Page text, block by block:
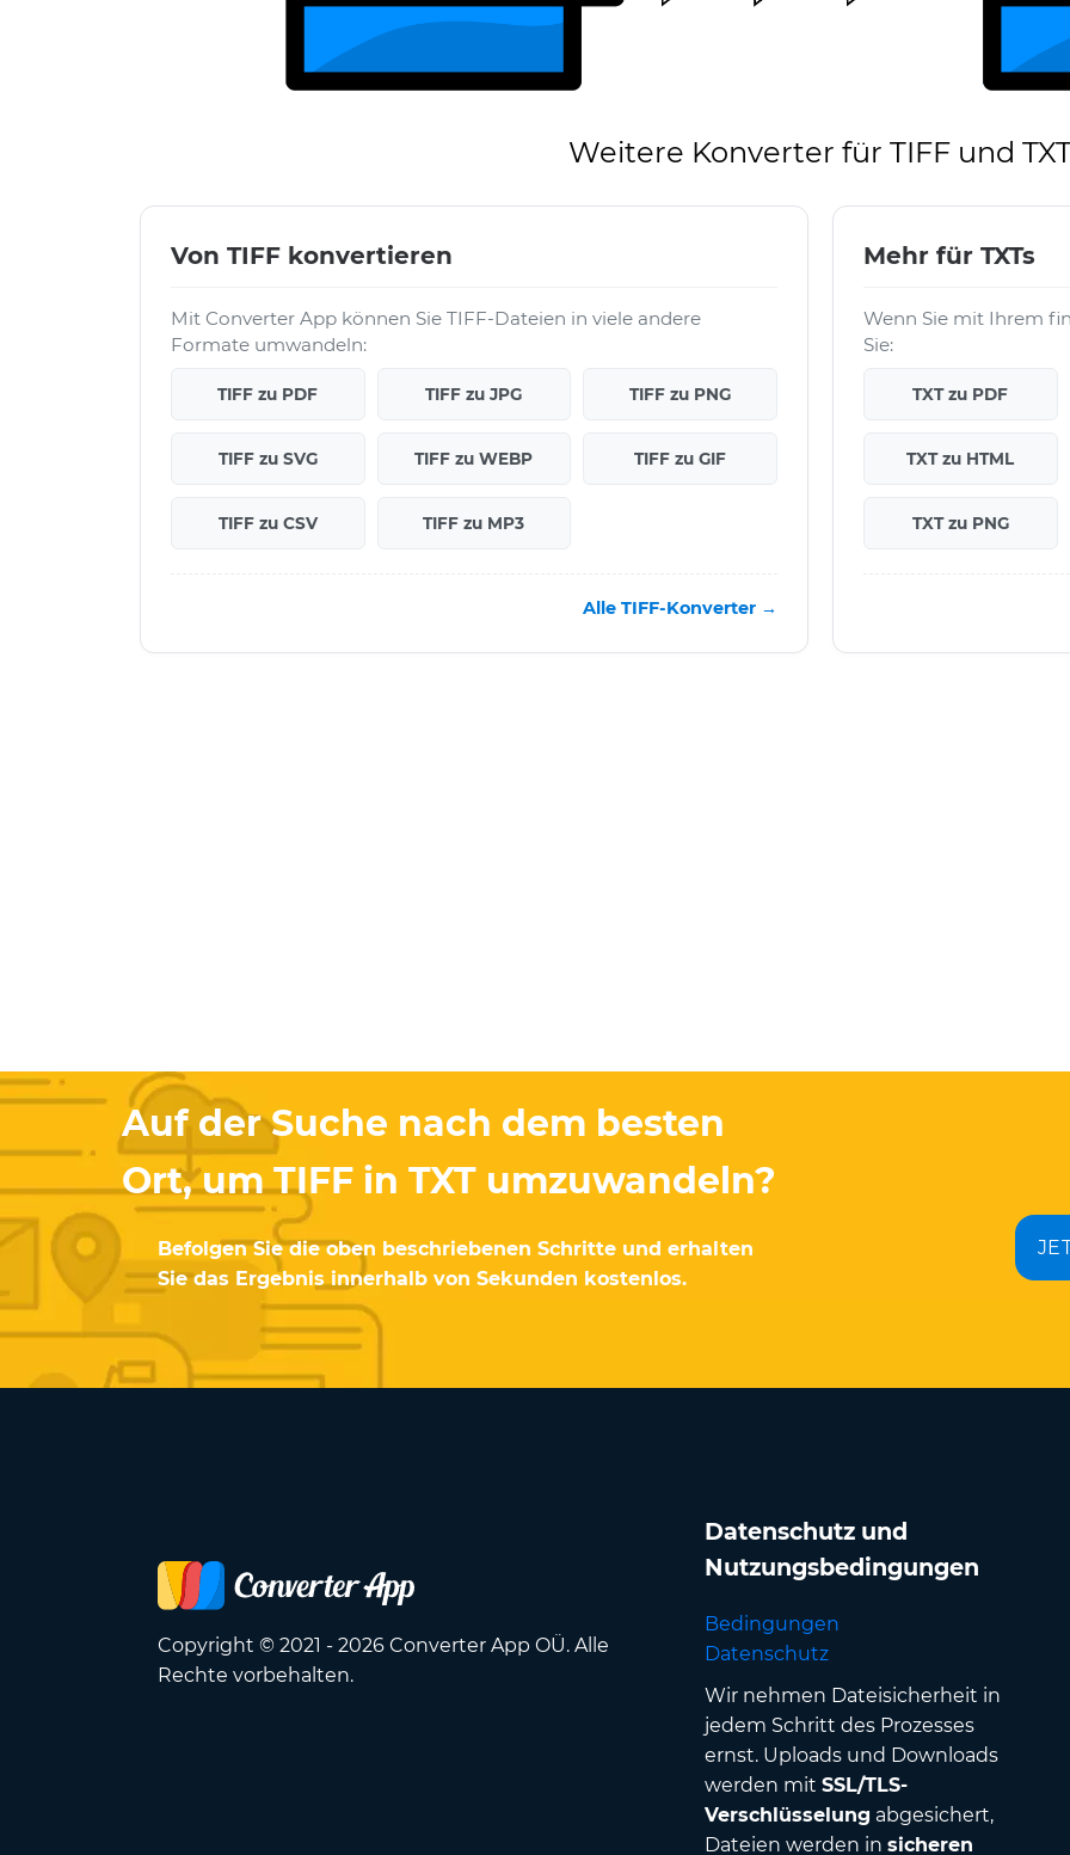
Weitere Konverter für TIFF und
Von TIFF konvertieren
Mit Converter App können Sie TIFF-Dateien in viele andere
Formate umwandeln:
TIFF zu PDF TIFF zu JPG TIFF zu PNG
TIFF zu SVG TIFF zu WEBP TIFF zu GIF
TIFF zu CSV TIFF zu MP3
Alle TIFF-Konverter →
Mehr für TXTs
Wenn Sie mit Ihrem
Sie:
TXT zu PDF
TXT zu HTML
TXT zu PNG
Auf der Suche nach dem besten
Ort, um TIFF in TXT umzuwandeln?
Befolgen Sie die oben beschriebenen Schritte und erhalten
Sie das Ergebnis innerhalb von Sekunden kostenlos.
Copyright © 2021 - 2026 Converter App OÜ. Alle
Rechte vorbehalten.
Datenschutz und
Nutzungsbedingungen
Bedingungen
Datenschutz
Wir nehmen Dateisicherheit in
jedem Schritt des Prozesses
ernst. Uploads und Downloads
werden mit SSL/TLS-
Verschlüsselung abgesichert,
Dateien werden in sicheren